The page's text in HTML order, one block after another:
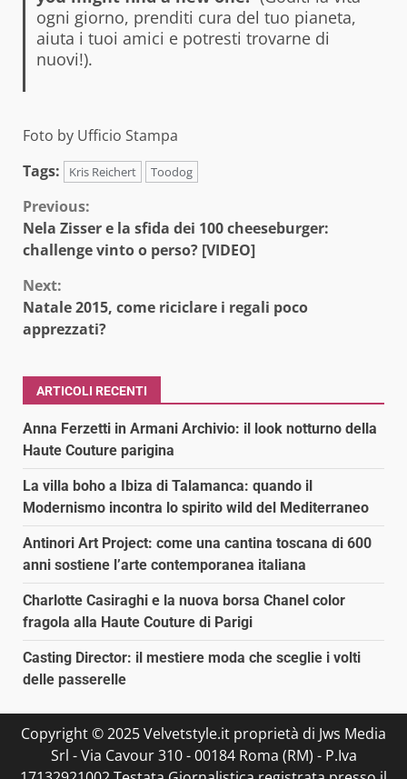
ogni giorno, prenditi cura del tuo pianeta,
aiuta i tuoi amici e potresti trovarne di
nuovi!).
Foto by Ufficio Stampa
Tags:
Kris Reichert Toodog
Continue
Reading
Previous:
Nela Zisser e la sfida dei 100 cheeseburger:
challenge vinto o perso? [VIDEO]
Next:
Natale 2015, come riciclare i regali poco
apprezzati?
ARTICOLI RECENTI
Anna Ferzetti in Armani Archivio: il look notturno della
Haute Couture parigina
La villa boho a Ibiza di Talamanca: quando il
Modernismo incontra lo spirito wild del Mediterraneo
Antinori Art Project: come una cantina toscana di 600
anni sostiene l’arte contemporanea italiana
Charlotte Casiraghi e la nuova borsa Chanel color
fragola alla Haute Couture di Parigi
Casting Director: il mestiere moda che sceglie i volti
delle passerelle
Copyright © 2025 Velvetstyle.it proprietà di Jws Media
Srl - Via Cavour 310 - 00184 Roma (RM) - P.Iva